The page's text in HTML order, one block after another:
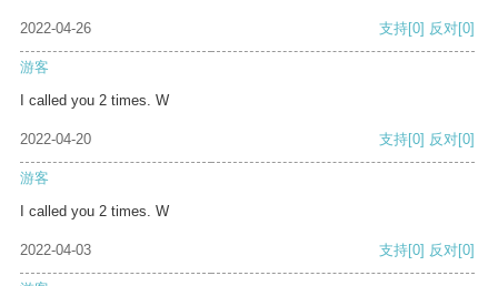
2022-04-26 支持[0] 反对[0]
游客
I called you 2 times. W
2022-04-20 支持[0] 反对[0]
游客
I called you 2 times. W
2022-04-03 支持[0] 反对[0]